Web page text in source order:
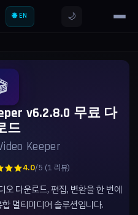
🌐 EN 🌙
v6.2.8.0 무료 다
드
Keeper
4.0/5 (1 리뷰)
다운로드, 편집, 변환을 한 번에
멀티미디어 솔루션입니다.